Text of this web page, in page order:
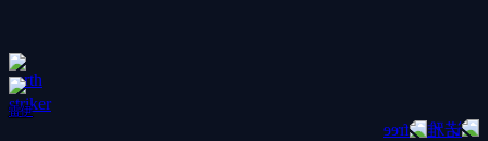
雷伊